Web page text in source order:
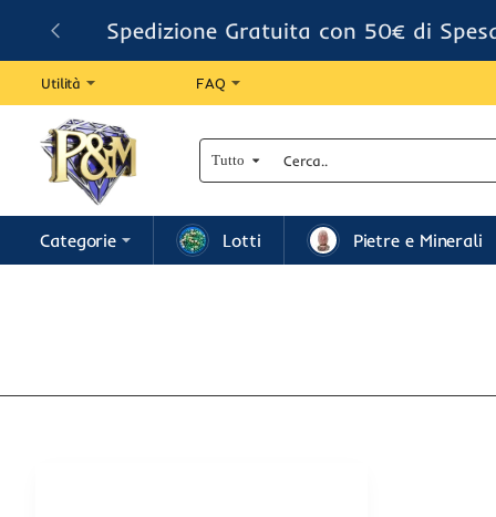
Spedizione Gratuita con 50€ di
Utilità FAQ
Tutto
Cerca..
Categorie Lotti Pietre e Minerali